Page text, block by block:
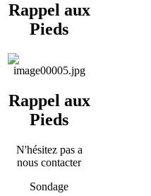
Rappel aux
Pieds
Rappel aux
Pieds
N'hésitez pas a
nous contacter
Sondage